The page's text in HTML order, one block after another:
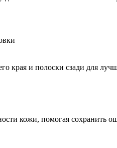
края и полоски сзади для
кожи, помогая сохранить